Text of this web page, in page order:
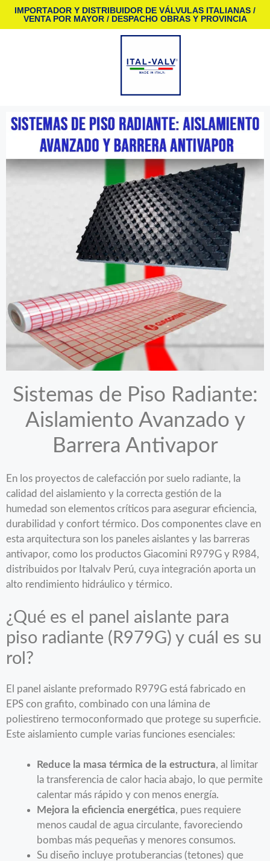
IMPORTADOR Y DISTRIBUIDOR DE VÁLVULAS ITALIANAS /
VENTA POR MAYOR / DESPACHO OBRAS Y PROVINCIA
Sistemas de Piso Radiante:
Aislamiento Avanzado y
Barrera Antivapor
En los proyectos de calefacción por suelo radiante, la
calidad del aislamiento y la correcta gestión de la
humedad son elementos críticos para asegurar eficiencia,
durabilidad y confort térmico. Dos componentes clave en
esta arquitectura son los paneles aislantes y las barreras
antivapor, como los productos Giacomini R979G y R984,
distribuidos por Italvalv Perú, cuya integración aporta un
alto rendimiento hidráulico y térmico.
¿Qué es el panel aislante para
piso radiante (R979G) y cuál es su
rol?
El panel aislante preformado R979G está fabricado en
EPS con grafito, combinado con una lámina de
poliestireno termoconformado que protege su superficie.
Este aislamiento cumple varias funciones esenciales:
Reduce la masa térmica de la estructura, al limitar
la transferencia de calor hacia abajo, lo que permite
calentar más rápido y con menos energía.
Mejora la eficiencia energética, pues requiere
menos caudal de agua circulante, favoreciendo
bombas más pequeñas y menores consumos.
Su diseño incluye protuberancias (tetones) que